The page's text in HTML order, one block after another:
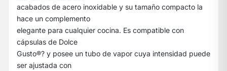
acabados de acero inoxidable y su tamaño compacto la
hace un complemento
elegante para cualquier cocina. Es compatible con
cápsulas de Dolce
Gusto®? y posee un tubo de vapor cuya intensidad puede
ser ajustada con